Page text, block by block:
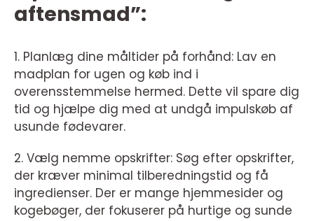
aftensmad”:
1. Planlæg dine måltider på forhånd: Lav en
madplan for ugen og køb ind i
overensstemmelse hermed. Dette vil spare dig
tid og hjælpe dig med at undgå impulskøb af
usunde fødevarer.
2. Vælg nemme opskrifter: Søg efter opskrifter,
der kræver minimal tilberedningstid og få
ingredienser. Der er mange hjemmesider og
kogebøger, der fokuserer på hurtige og sunde